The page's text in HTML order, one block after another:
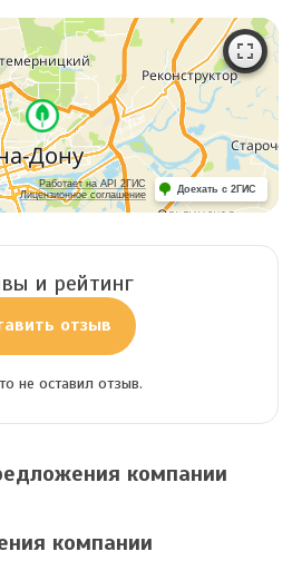
Работает на API 2ГИС
Лицензионное соглашение
Доехать с 2ГИС
и рейтинг
отзыв
не оставил отзыв.
компании
компании